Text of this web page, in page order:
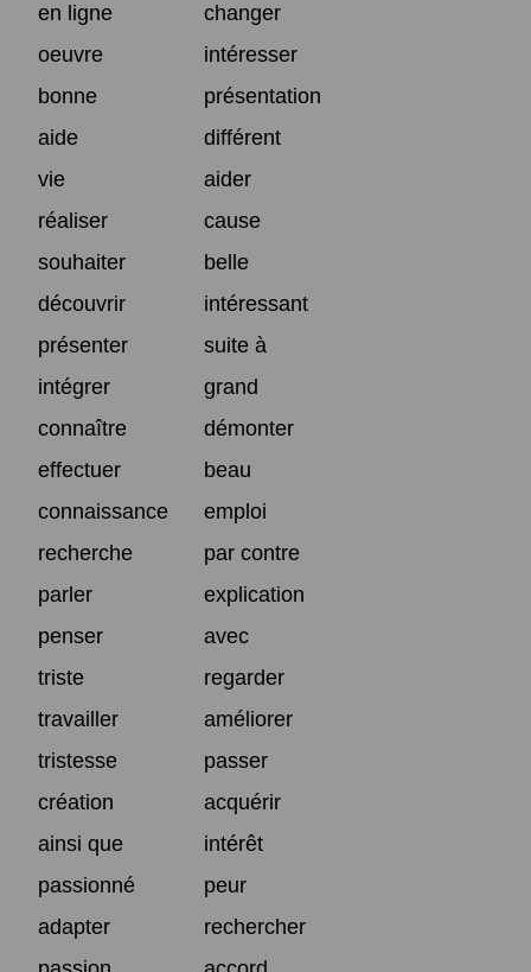
en ligne
changer
oeuvre
intéresser
bonne
présentation
aide
différent
vie
aider
réaliser
cause
souhaiter
belle
découvrir
intéressant
présenter
suite à
intégrer
grand
connaître
démonter
effectuer
beau
connaissance
emploi
recherche
par contre
parler
explication
penser
avec
triste
regarder
travailler
améliorer
tristesse
passer
création
acquérir
ainsi que
intérêt
passionné
peur
adapter
rechercher